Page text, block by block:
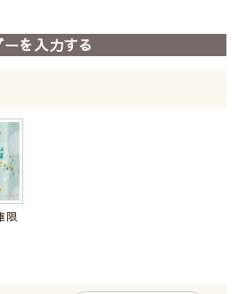
テン(1枚入り)】
24柄
ーを入力する
限